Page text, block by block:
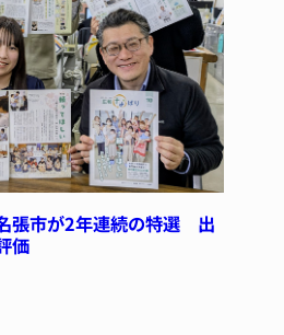
張市が2年連続の特選 出
価